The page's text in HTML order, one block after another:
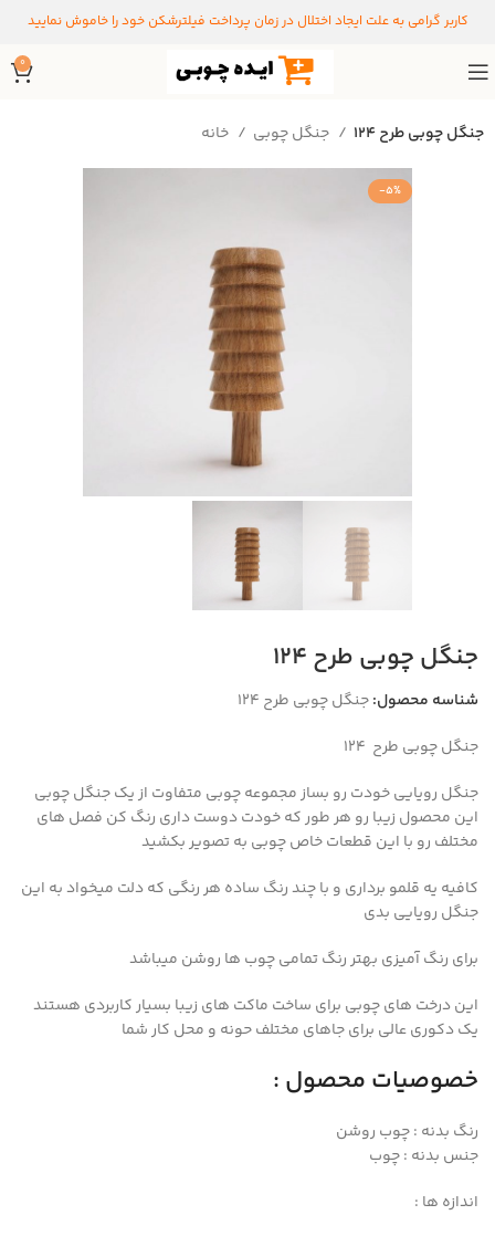
کاربر گرامی به علت ایجاد اختلال در زمان پرداخت فیلترشکن خود را خاموش نمایید
0
خانه جنگل چوبی جنگل چوبی طرح 124
-5%
جنگل چوبی طرح 124
شناسه محصول:جنگل چوبی طرح 124
جنگل چوبی طرح 124
جنگل رویایی خودت رو بساز مجموعه چوبی متفاوت از یک جنگل چوبی
این محصول زیبا رو هر طور که خودت دوست داری رنگ کن فصل های
مختلف رو با این قطعات خاص چوبی به تصویر بکشید
کافیه یه قلمو برداری و با چند رنگ ساده هر رنگی که دلت میخواد به این
جنگل رویایی بدی
برای رنگ آمیزی بهتر رنگ تمامی چوب ها روشن میباشد
این درخت های چوبی برای ساخت ماکت های زیبا بسیار کاربردی هستند
یک دکوری عالی برای جاهای مختلف حونه و محل کار شما
خصوصیات محصول :
رنگ بدنه : چوب روشن
جنس بدنه : چوب
اندازه ها :